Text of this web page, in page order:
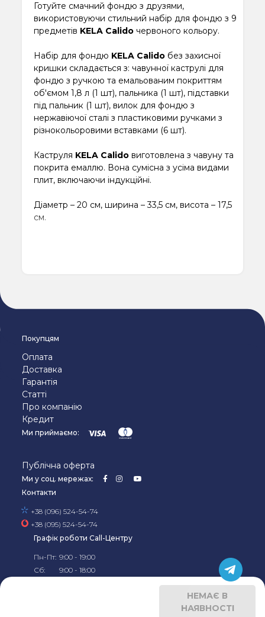
НЕМАЄ В
НАЯВНОСТІ
Готуйте смачний фондю з друзями,
використовуючи стильний набір для фондю з 9
предметів KELA Calido червоного кольору.
Набір для фондю KELA Calido без захисної
кришки складається з: чавунної каструлі для
фондю з ручкою та емальованим покриттям
об'ємом 1,8 л (1 шт), пальника (1 шт), підставки
під пальник (1 шт), вилок для фондю з
нержавіючої сталі з пластиковими ручками з
різнокольоровими вставками (6 шт).
Каструля KELA Calido виготовлена ​​з чавуну та
покрита емаллю. Вона сумісна з усіма видами
плит, включаючи індукційні.
Діаметр – 20 см, ширина – 33,5 см, висота – 17,5
см.
Покупцям
Оплата
Доставка
Гарантія
Статті
Про компанію
Кредит
Ми приймаємо:
Публічна оферта
Ми у соц. мережах:
Контакти
+38 (096) 524-54-74
+38 (095) 524-54-74
Графік роботи Call-Центру
Пн-Пт:
Сб:
9:00 - 19:00
9:00 - 18:00
інтернет-магазин Kela в